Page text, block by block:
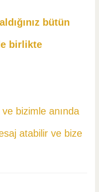
bütün
birlikte
bizimle anında
atabilir ve bize